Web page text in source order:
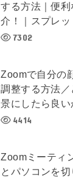
する方法｜便
介！｜スプレ
7302
Zoomで自分の
調整する方法
景にしたら良い
4414
Zoomミーティ
とパソコンを